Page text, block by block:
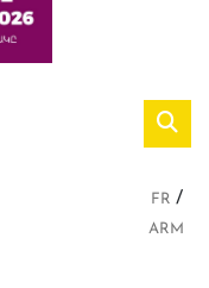
FR
ARM